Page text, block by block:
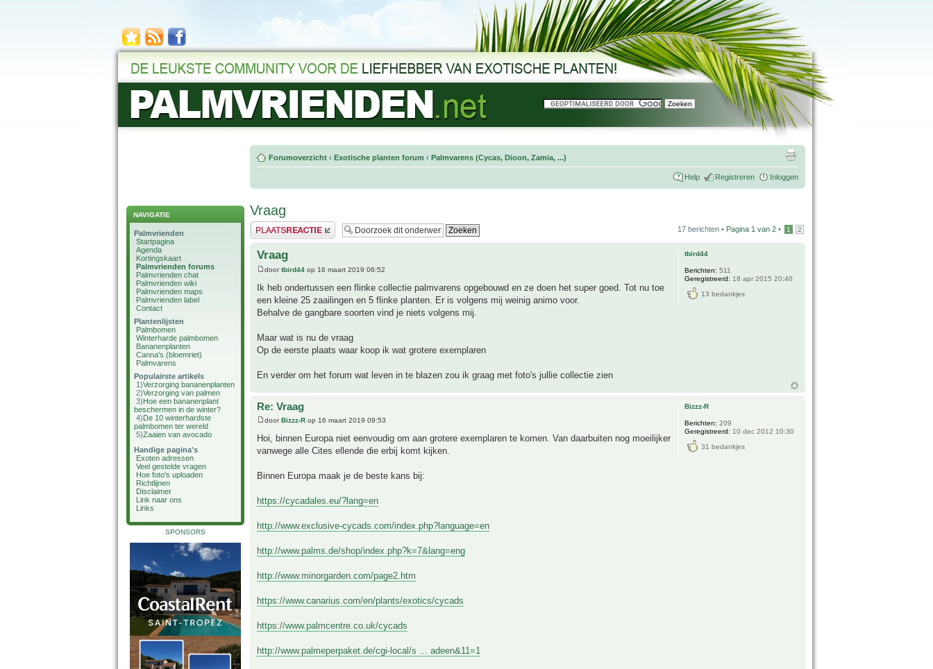
NAVIGATIE
Palmvrienden
Startpagina
Agenda
Kortingskaart
Palmvrienden forums
Palmvrienden chat
Palmvrienden wiki
Palmvrienden maps
Palmvrienden label
Contact
Plantenlijsten
Palmbomen
Winterharde palmbomen
Bananenplanten
Canna's (bloemriet)
Palmvarens
Populairste artikels
1)Verzorging bananenplanten
2)Verzorging van palmen
3)Hoe een bananenplant
beschermen in de winter?
4)De 10 winterhardste
palmbomen ter wereld
5)Zaaien van avocado
Handige pagina's
Exoten adressen
Veel gestelde vragen
Hoe foto's uploaden
Richtlijnen
Disclaimer
Link naar ons
Links
SPONSORS
Forumoverzicht ‹ Exotische planten forum ‹ Palmvarens (Cycas, Dioon, Zamia, ...)
Help Registreren Inloggen
Vraag
Plaats een reactie 17 berichten • Pagina 1 van 2 • 1 2
Vraag
doortbird44 op 16 maart 2019 06:52
Ik heb ondertussen een flinke collectie palmvarens opgebouwd en ze doen het super goed. Tot nu toe
een kleine 25 zaailingen en 5 flinke planten. Er is volgens mij weinig animo voor.
Behalve de gangbare soorten vind je niets volgens mij.
Maar wat is nu de vraag
Op de eerste plaats waar koop ik wat grotere exemplaren
En verder om het forum wat leven in te blazen zou ik graag met foto's jullie collectie zien
tbird44
Berichten: 511
Geregistreerd: 18 apr 2015 20:40
13 bedankjes
Re: Vraag
doorBizzz-R op 16 maart 2019 09:53
Hoi, binnen Europa niet eenvoudig om aan grotere exemplaren te komen. Van daarbuiten nog moeilijker
vanwege alle Cites ellende die erbij komt kijken.
Binnen Europa maak je de beste kans bij:
https://cycadales.eu/?lang=en
http://www.exclusive-cycads.com/index.php?language=en
http://www.palms.de/shop/index.php?k=7&lang=eng
http://www.minorgarden.com/page2.htm
https://www.canarius.com/en/plants/exotics/cycads
https://www.palmcentre.co.uk/cycads
http://www.palmeperpaket.de/cgi-local/s ... adeen&11=1
Bizzz-R
Berichten: 209
Geregistreerd: 10 dec 2012 10:30
31 bedankjes